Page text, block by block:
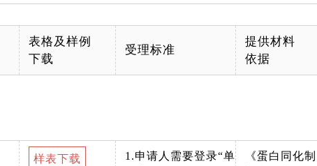
表格及样例
下载
受理标准
提供材料
依据
样表下载
1.申请人需要登录“单
《蛋白同化制